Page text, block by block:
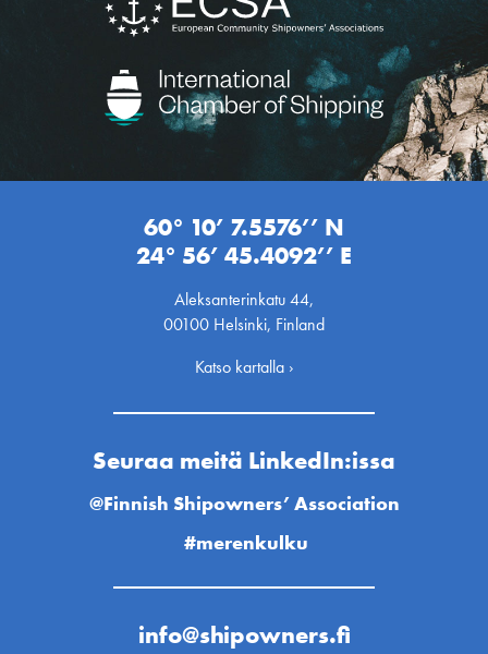
60° 10’ 7.5576’’ N
24° 56’ 45.4092’’ E
Aleksanterinkatu 44,
00100 Helsinki, Finland
Katso kartalla ›
Seuraa meitä LinkedIn:issa
@Finnish Shipowners’ Association
#merenkulku
info@shipowners.fi